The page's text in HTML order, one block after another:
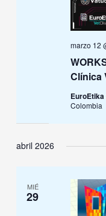
Clínica
marzo 12
EuroEtika
Colombia
abril 2026
MIÉ
29